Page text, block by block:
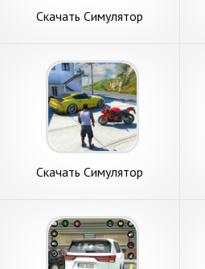
Скачать Симулятор
на Андроид
Скачать Симулятор
монеты] APK на Андроид